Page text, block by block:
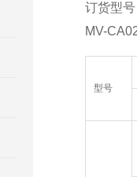
订货型号
MV-
型号